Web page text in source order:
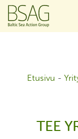
Etusivu -
TEE